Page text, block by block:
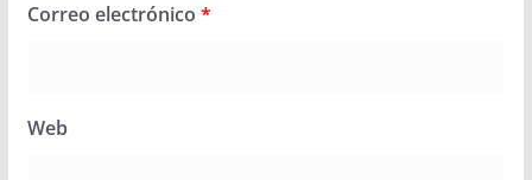
Correo electrónico *
Web